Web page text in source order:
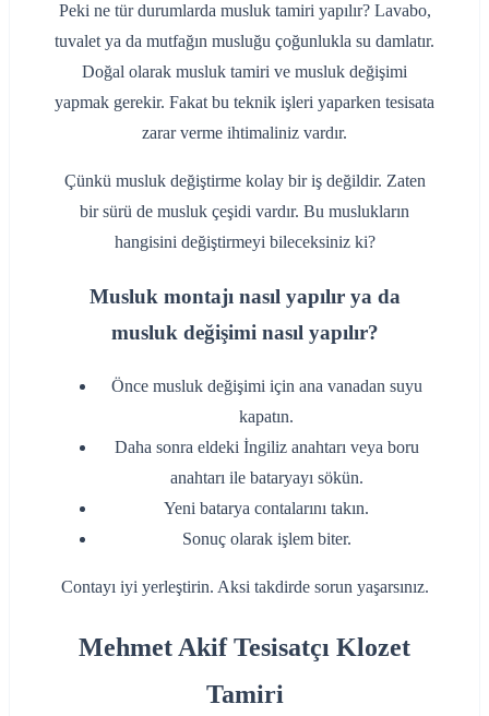
Peki ne tür durumlarda musluk tamiri yapılır? Lavabo,
tuvalet ya da mutfağın musluğu çoğunlukla su damlatır.
Doğal olarak musluk tamiri ve musluk değişimi
yapmak gerekir. Fakat bu teknik işleri yaparken tesisata
zarar verme ihtimaliniz vardır.
Çünkü musluk değiştirme kolay bir iş değildir. Zaten
bir sürü de musluk çeşidi vardır. Bu muslukların
hangisini değiştirmeyi bileceksiniz ki?
Musluk montajı nasıl yapılır ya da
musluk değişimi nasıl yapılır?
‌Önce musluk değişimi için ana vanadan suyu
kapatın.
‌Daha sonra eldeki İngiliz anahtarı veya boru
anahtarı ile bataryayı sökün.
‌Yeni batarya contalarını takın.
‌Sonuç olarak işlem biter.
‌Contayı iyi yerleştirin. Aksi takdirde sorun yaşarsınız.
Mehmet Akif Tesisatçı Klozet
Tamiri